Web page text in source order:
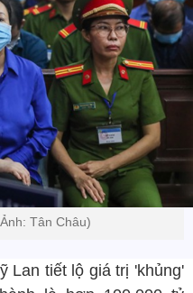
Tân Châu)
Lan tiết lộ giá trị 'khủng'